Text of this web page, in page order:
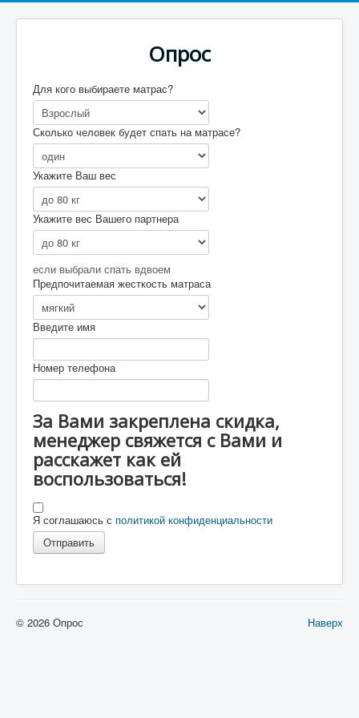
Опрос
Для кого выбираете матрас?
Сколько человек будет спать на матрасе?
Укажите Ваш вес
Укажите вес Вашего партнера
если выбрали спать вдвоем
Предпочитаемая жесткость матраса
Введите имя
Номер телефона
За Вами закреплена скидка,
менеджер свяжется с Вами и
расскажет как ей
воспользоваться!
Я соглашаюсь с политикой конфиденциальности
Наверх
© 2026 Опрос